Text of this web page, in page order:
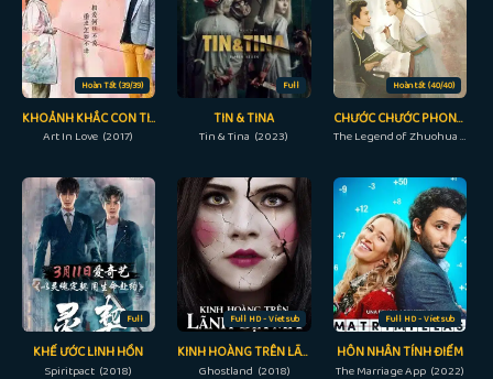
Hoàn Tất (39/39)
KHOẢNH KHẮC CON TIM RUNG ĐỘNG
Art In Love (2017)
Full
TIN & TINA
Tin & Tina (2023)
Hoàn tất (40/40)
CHƯỚC CHƯỚC PHONG LƯU
The Legend of Zhuohua (2023)
Full
KHẾ ƯỚC LINH HỒN
Spiritpact (2018)
Full HD - Vietsub
KINH HOÀNG TRÊN LÃNH ĐỊA MA
Ghostland (2018)
Full HD - Vietsub
HÔN NHÂN TÍNH ĐIỂM
The Marriage App (2022)